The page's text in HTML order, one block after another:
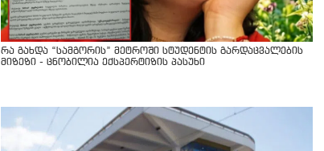
რა გახდა “სამგორის” მეტროში სტუდენტის გარდაცვალების
მიზეზი - ცნობილია ექსპერტიზის პასუხი